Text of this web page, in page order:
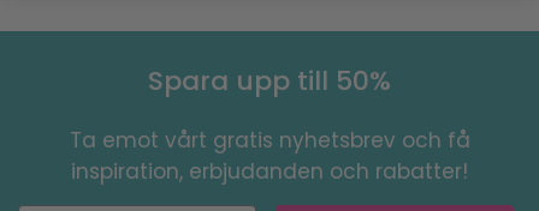
Spara upp till 50%
Ta emot vårt gratis nyhetsbrev och få
inspiration, erbjudanden och rabatter!